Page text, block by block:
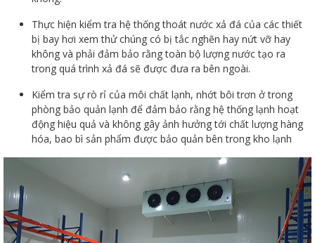
Thực hiện kiểm tra hệ thống thoát nước xả đá của các thiết
bị bay hơi xem thử chúng có bị tắc nghẽn hay nứt vỡ hay
không và phải đảm bảo rằng toàn bộ lượng nước tạo ra
trong quá trình xả đá sẽ được đưa ra bên ngoài.
Kiểm tra sự rò rỉ của môi chất lạnh, nhớt bôi trơn ở trong
phòng bảo quản lạnh để đảm bảo rằng hệ thống lạnh hoạt
động hiệu quả và không gây ảnh hưởng tới chất lượng hàng
hóa, bao bì sản phẩm được bảo quản bên trong kho lạnh